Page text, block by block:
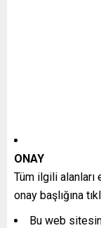
ONAY
Tüm ilgili
onay başlığına
Bu web